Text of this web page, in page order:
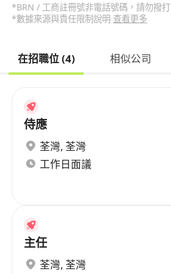
*BRN / 工商註冊號非電話號碼，請勿撥打
*數據來源與責任限制說明 查看更多
在招職位 (4) 相似公司
侍應
荃灣, 荃灣
工作日面議
主任
荃灣, 荃灣